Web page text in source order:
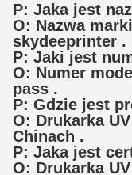
P: Jaka jest
O: Nazwa
skydeeprinter .
P: Jaki jest
O: Numer
pass .
P: Gdzie jest
O: Drukarka
Chinach .
P: Jaka jest
O: Drukarka